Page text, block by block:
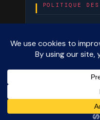
POLITIQUE
Copyright. Mes Tutos